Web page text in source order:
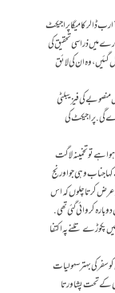
اب جناب عمران خان صاحب اور ان کی ٹیم سے پہلا سوال یہ ہے کہ 1.6 ارب ڈالر کا میگا پراجیکٹ
میں ذرا سی تحقیق کی
وہ ان کی لائق
کی فیزیبلٹی
گی. پراجیکٹ کی
ہے تو تخمینہ لاگت
جناب وہی جو اورنج
تو عرض کرتا چلوں کہ اس
کروائی گئی تھی.
پکوڑے تلنے پہ اکتفا
سفر کی بہتر سہولیات
کے تحت پشاور تا